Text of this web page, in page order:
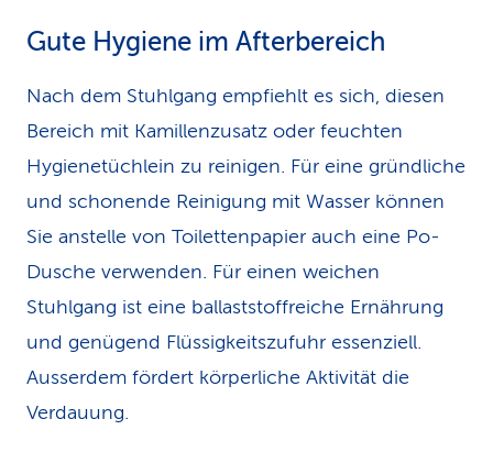
Gute Hygiene im Afterbereich
Nach dem Stuhlgang empfiehlt es sich, diesen
Bereich mit Kamillenzusatz oder feuchten
Hygienetüchlein zu reinigen. Für eine gründliche
und schonende Reinigung mit Wasser können
Sie anstelle von Toilettenpapier auch eine Po-
Dusche verwenden. Für einen weichen
Stuhlgang ist eine ballaststoffreiche Ernährung
und genügend Flüssigkeitszufuhr essenziell.
Ausserdem fördert körperliche Aktivität die
Verdauung.